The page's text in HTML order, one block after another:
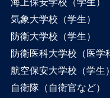
気象大学校（学生）
防衛大学校（学生）
防衛医科大学校（医学
航空保安大学校（学生）
自衛隊（自衛官など）